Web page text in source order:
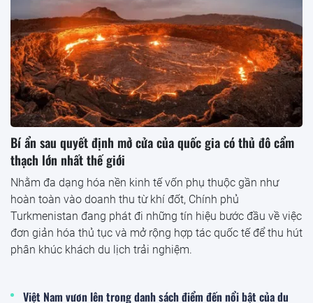
Bí ẩn sau quyết định mở cửa của quốc gia có thủ đô cẩm
thạch lớn nhất thế giới
Nhằm đa dạng hóa nền kinh tế vốn phụ thuộc gần như
hoàn toàn vào doanh thu từ khí đốt, Chính phủ
Turkmenistan đang phát đi những tín hiệu bước đầu về việc
đơn giản hóa thủ tục và mở rộng hợp tác quốc tế để thu hút
phân khúc khách du lịch trải nghiệm.
Việt Nam vươn lên trong danh sách điểm đến nổi bật của du